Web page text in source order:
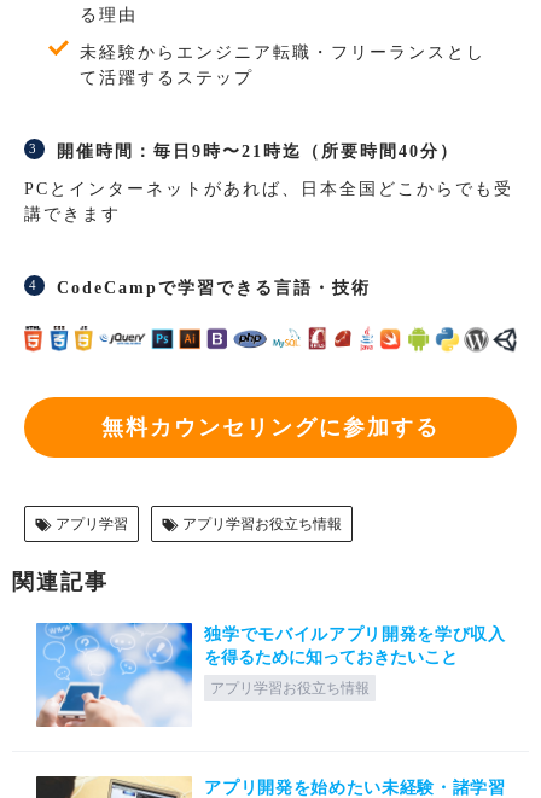
る理由
未経験からエンジニア転職・フリーランスとし
て活躍するステップ
開催時間：毎日9時〜21時迄（所要時間40分）
PCとインターネットがあれば、日本全国どこからでも受
講できます
CodeCampで学習できる言語・技術
無料カウンセリングに参加する
アプリ学習 アプリ学習お役立ち情報
関連記事
独学でモバイルアプリ開発を学び収入
を得るために知っておきたいこと
アプリ学習お役立ち情報
アプリ開発を始めたい未経験・諸学習